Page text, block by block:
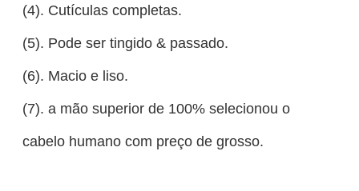
(4). Cutículas completas.
(5). Pode ser tingido & passado.
(6). Macio e liso.
(7). a mão superior de 100% selecionou o
cabelo humano com preço de grosso.